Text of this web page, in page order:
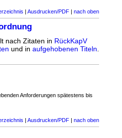
| Ausdrucken/PDF | nach oben
nach Zitaten in RückKapV
und in aufgehobenen Titeln
Anforderungen spätestens bis
| Ausdrucken/PDF | nach oben